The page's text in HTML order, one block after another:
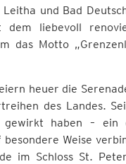
und Bad
liebevoll
das Motto
heuer die
des Landes.
gewirkt haben – ein
besondere Weise
im Schloss St.